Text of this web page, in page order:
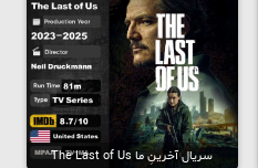
سریال آخرینِ ما The Last of Us